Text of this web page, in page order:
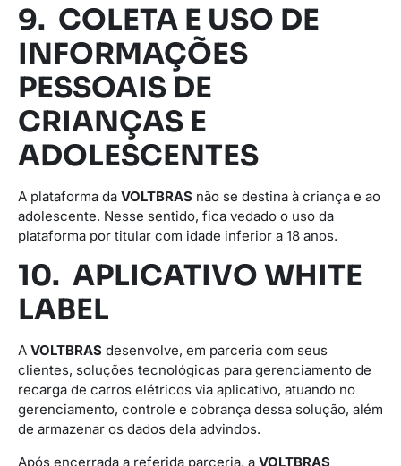
9. COLETA E USO DE
INFORMAÇÕES
PESSOAIS DE
CRIANÇAS E
ADOLESCENTES
A plataforma da VOLTBRAS não se destina à criança e ao
adolescente. Nesse sentido, fica vedado o uso da
plataforma por titular com idade inferior a 18 anos.
10. APLICATIVO WHITE
LABEL
A VOLTBRAS desenvolve, em parceria com seus
clientes, soluções tecnológicas para gerenciamento de
recarga de carros elétricos via aplicativo, atuando no
gerenciamento, controle e cobrança dessa solução, além
de armazenar os dados dela advindos.
Após encerrada a referida parceria, a VOLTBRAS